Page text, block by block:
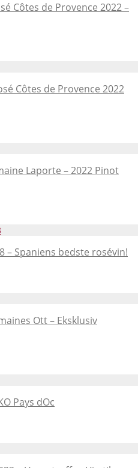
Côtes de Provence 2022 –
Côtes de Provence 2022
Laporte – 2022 Pinot
– Spaniens bedste rosévin!
Ott – Eksklusiv
Pays dOc